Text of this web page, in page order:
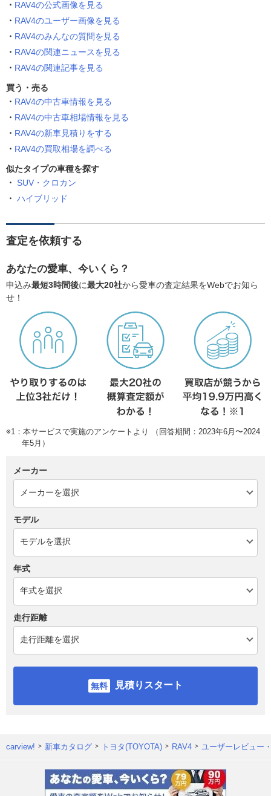
RAV4の公式画像を見る
RAV4のユーザー画像を見る
RAV4のみんなの質問を見る
RAV4の関連ニュースを見る
RAV4の関連記事を見る
買う・売る
RAV4の中古車情報を見る
RAV4の中古車相場情報を見る
RAV4の新車見積りをする
RAV4の買取相場を調べる
似たタイプの車種を探す
SUV・クロカン
ハイブリッド
査定を依頼する
あなたの愛車、今いくら？
申込み最短3時間後に最大20社から愛車の査定結果をWebでお知ら
せ！
※1：本サービスで実施のアンケートより （回答期間：2023年6月〜2024
年5月）
メーカー
モデル
年式
走行距離
見積りスタート
carview! 新車カタログ トヨタ(TOYOTA) RAV4 ユーザーレビュー